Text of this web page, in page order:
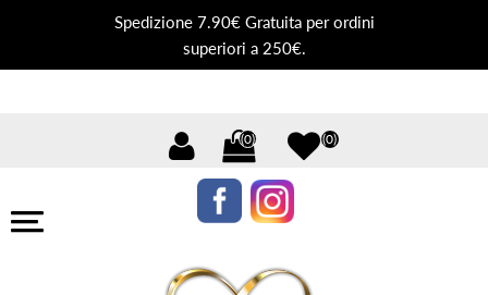
Spedizione 7.90€ Gratuita per ordini
superiori a 250€.
(0) (0)